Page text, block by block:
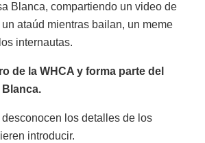
Blanca, compartiendo un video de
ataúd mientras bailan, un meme
internautas.
de la WHCA y forma parte del
Blanca.
los detalles de los
introducir.